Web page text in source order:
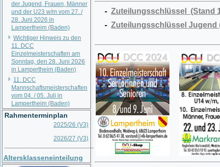
der Jugend, Frauen, Männer
und der U23 w/m vom 27. /
28. Juni 2026 in
Lampertheim (Baden)
Wichtiger Hinweis zu den
11. DCC
Einzelmeisterschaften am
Sonntag, den 28. Juni 2026
in Lampertheim (Baden)
11. DCC
Mannschaftsmeisterschaften
vom 04. / 05. Juli in
Lampertheim (Baden)
Rahmenterminplan
2025/26 (V3)
2026/27 (V3)
Altersklasseneinteilung
- Zuteilungsschlüssel (Stand
- Zuteilungsschlüssel Jugend